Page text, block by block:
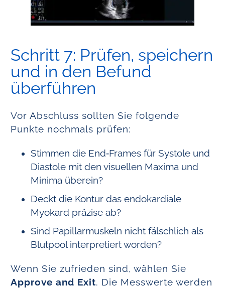
Schritt 7: Prüfen, speichern
und in den Befund
überführen
Vor Abschluss sollten Sie folgende
Punkte nochmals prüfen:
Stimmen die End‑Frames für Systole und
Diastole mit den visuellen Maxima und
Minima überein?
Deckt die Kontur das endokardiale
Myokard präzise ab?
Sind Papillarmuskeln nicht fälschlich als
Blutpool interpretiert worden?
Wenn Sie zufrieden sind, wählen Sie
Approve and Exit. Die Messwerte werden